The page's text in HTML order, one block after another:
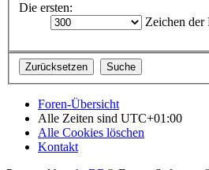
Die ersten:
Zeichen der
Foren-Übersicht
Alle Zeiten sind UTC+01:00
Alle Cookies löschen
Kontakt